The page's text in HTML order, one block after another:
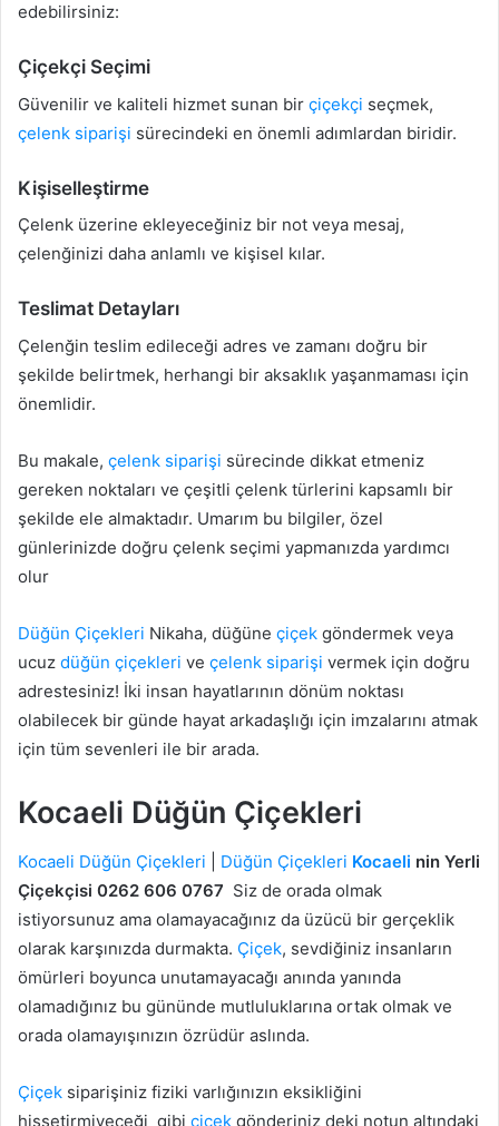
edebilirsiniz:
Çiçekçi Seçimi
Güvenilir ve kaliteli hizmet sunan bir çiçekçi seçmek,
çelenk siparişi sürecindeki en önemli adımlardan biridir.
Kişiselleştirme
Çelenk üzerine ekleyeceğiniz bir not veya mesaj,
çelenğinizi daha anlamlı ve kişisel kılar.
Teslimat Detayları
Çelenğin teslim edileceği adres ve zamanı doğru bir
şekilde belirtmek, herhangi bir aksaklık yaşanmaması için
önemlidir.
Bu makale, çelenk siparişi sürecinde dikkat etmeniz
gereken noktaları ve çeşitli çelenk türlerini kapsamlı bir
şekilde ele almaktadır. Umarım bu bilgiler, özel
günlerinizde doğru çelenk seçimi yapmanızda yardımcı
olur
Düğün Çiçekleri Nikaha, düğüne çiçek göndermek veya
ucuz düğün çiçekleri ve çelenk siparişi vermek için doğru
adrestesiniz! İki insan hayatlarının dönüm noktası
olabilecek bir günde hayat arkadaşlığı için imzalarını atmak
için tüm sevenleri ile bir arada.
Kocaeli Düğün Çiçekleri
Kocaeli Düğün Çiçekleri Düğün Çiçekleri Kocaeli nin Yerli
Çiçekçisi 0262 606 0767 Siz de orada olmak
istiyorsunuz ama olamayacağınız da üzücü bir gerçeklik
olarak karşınızda durmakta. Çiçek, sevdiğiniz insanların
ömürleri boyunca unutamayacağı anında yanında
olamadığınız bu gününde mutluluklarına ortak olmak ve
orada olamayışınızın özrüdür aslında.
Çiçek siparişiniz fiziki varlığınızın eksikliğini
hissetirmiyeceği gibi çiçek gönderiniz deki notun altındaki